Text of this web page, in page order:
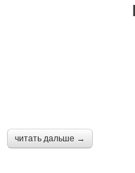
читать дальше →